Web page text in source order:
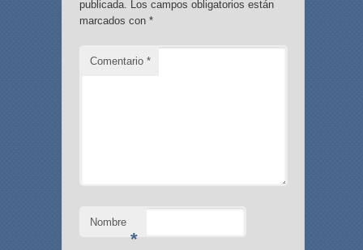
publicada. Los campos obligatorios están
marcados con *
Comentario *
Nombre
*